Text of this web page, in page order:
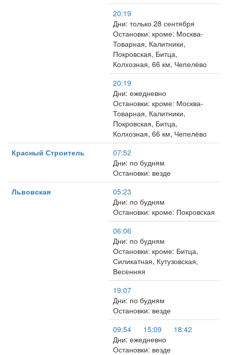
20:19
Дни: только 28 сентября
Остановки: кроме: Москва-
Товарная, Калитники,
Покровская, Битца,
Колхозная, 66 км, Чепелёво
20:19
Дни: ежедневно
Остановки: кроме: Москва-
Товарная, Калитники,
Покровская, Битца,
Колхозная, 66 км, Чепелёво
Красный Строитель
07:52
Дни: по будням
Остановки: везде
Львовская
05:23
Дни: по будням
Остановки: кроме: Покровская
06:06
Дни: по будням
Остановки: кроме: Битца,
Силикатная, Кутузовская,
Весенняя
19:07
Дни: по будням
Остановки: везде
09:54
15:09
18:42
Дни: ежедневно
Остановки: везде